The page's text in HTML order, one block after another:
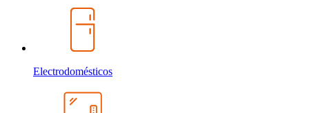
Electrodomésticos